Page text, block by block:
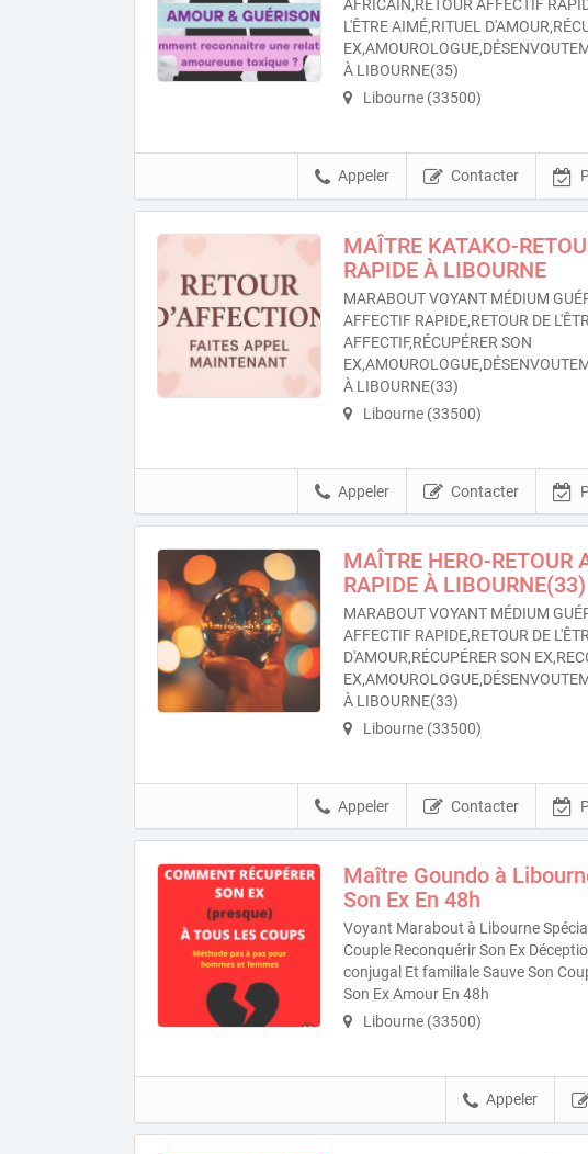
AFRICAIN,RETOUR AFFECTIF
L'ÊTRE AIMÉ,RITUEL
À LIBOURNE(35)
Libourne (33500)
Contacter
Appeler
MAÎTRE KATAKO-
RAPIDE À LIBOURNE
MARABOUT VOYANT MÉDIUM
AFFECTIF RAPIDE,RETOUR DE
AFFECTIF,RÉCUPÉRER SON
À LIBOURNE(33)
Libourne (33500)
Contacter
Appeler
MAÎTRE HERO-RETOUR
RAPIDE À LIBOURNE(33)
MARABOUT VOYANT MÉDIUM
AFFECTIF RAPIDE,RETOUR DE
D'AMOUR,RÉCUPÉRER SON
À LIBOURNE(33)
Libourne (33500)
Contacter
Appeler
Maître Goundo à
Son Ex En 48h
Voyant Marabout à Libourne
Couple Reconquérir Son Ex
conjugal Et familiale Sauve Son
Son Ex Amour En 48h
Libourne (33500)
Appeler